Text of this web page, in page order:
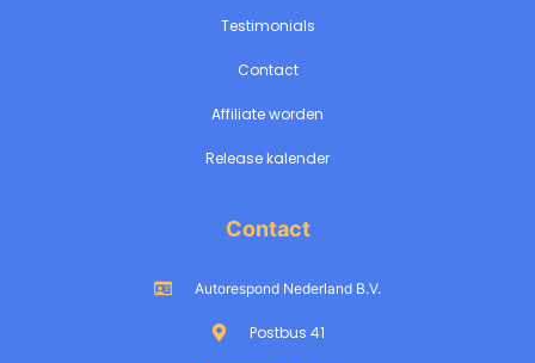
Testimonials
Contact
Affiliate worden
Release kalender
Contact
Autorespond Nederland B.V.
Postbus 41